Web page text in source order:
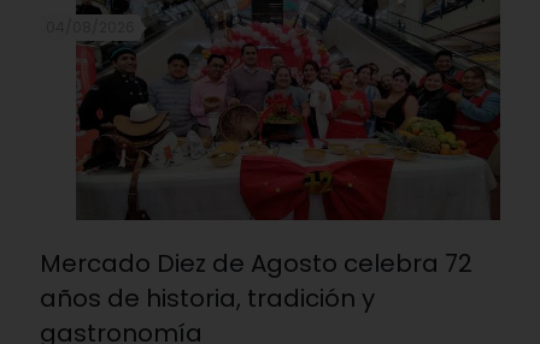
Mercado Diez de Agosto celebra 72
años de historia, tradición y
gastronomía